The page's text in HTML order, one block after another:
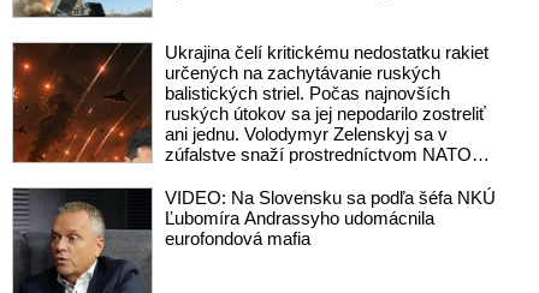
Ukrajina čelí kritickému nedostatku rakiet
určených na zachytávanie ruských
balistických striel. Počas najnovších
ruských útokov sa jej nepodarilo zostreliť
ani jednu. Volodymyr Zelenskyj sa v
zúfalstve snaží prostredníctvom NATO
VIDEO: Na Slovensku sa podľa šéfa NKÚ
Ľubomíra Andrassyho udomácnila
eurofondová mafia